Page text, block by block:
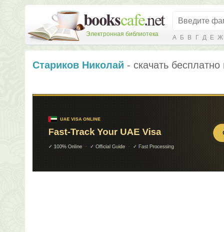
Электронная библиотека А Б В Г Д Е Ж
Стариков Николай - скачать бесплатно